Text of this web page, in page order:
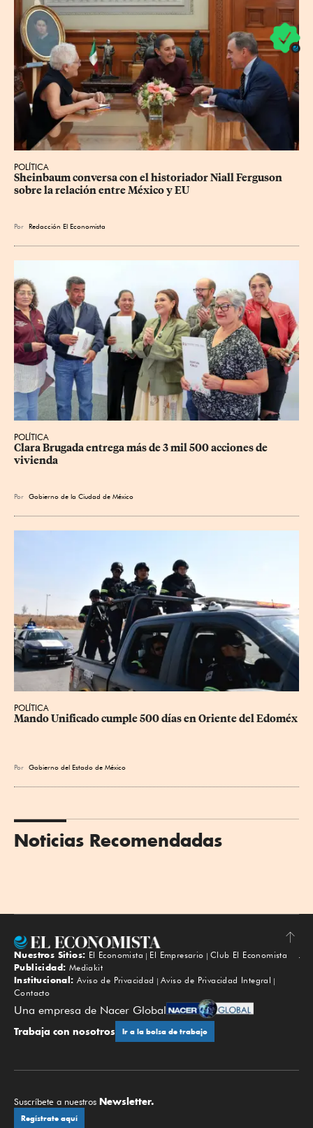
POLÍTICA
Sheinbaum conversa con el historiador Niall Ferguson
sobre la relación entre México y EU
Por Redacción El Economista
POLÍTICA
Clara Brugada entrega más de 3 mil 500 acciones de
vivienda
Por Gobierno de la Ciudad de México
POLÍTICA
Mando Unificado cumple 500 días en Oriente del Edoméx
Por Gobierno del Estado de México
Noticias Recomendadas
Subir
Nuestros Sitios: El Economista El Empresario
Club El Economista
Publicidad: Mediakit
Institucional: Aviso de Privacidad
Aviso de Privacidad Integral
Contacto
Una empresa de Nacer Global
Trabaja con nosotros Ir a la bolsa de trabajo
Suscríbete a nuestros Newsletter.
Regístrate aquí